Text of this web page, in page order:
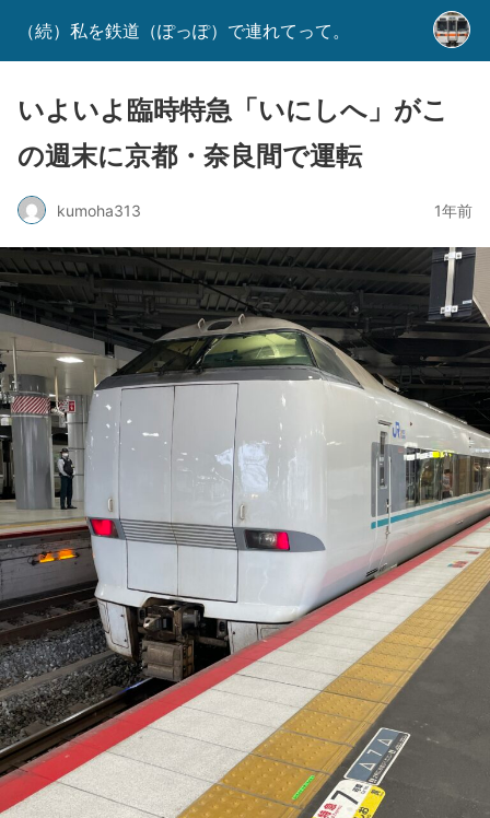
（続）私を鉄道（ぽっぽ）で連れてって。
いよいよ臨時特急「いにしへ」がこ
の週末に京都・奈良間で運転
kumoha313 1年前